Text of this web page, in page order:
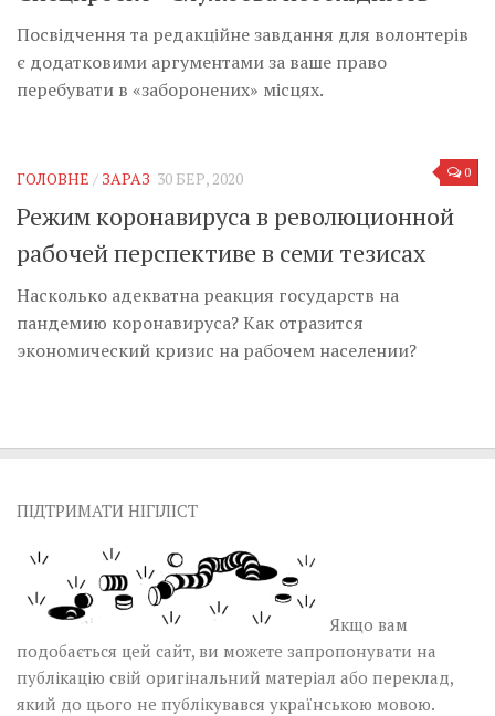
Посвідчення та редакційне завдання для волонтерів
є додатковими аргументами за ваше право
перебувати в «заборонених» місцях.
0
ГОЛОВНЕ / ЗАРАЗ 30 БЕР, 2020
Режим коронавируса в революционной
рабочей перспективе в семи тезисах
Насколько адекватна реакция государств на
пандемию коронавируса? Как отразится
экономический кризис на рабочем населении?
ПІДТРИМАТИ НІГІЛІСТ
Якщо вам
подобається цей сайт, ви можете запропонувати на
публікацію свій оригінальний матеріал або переклад,
який до цього не публікувався українською мовою.